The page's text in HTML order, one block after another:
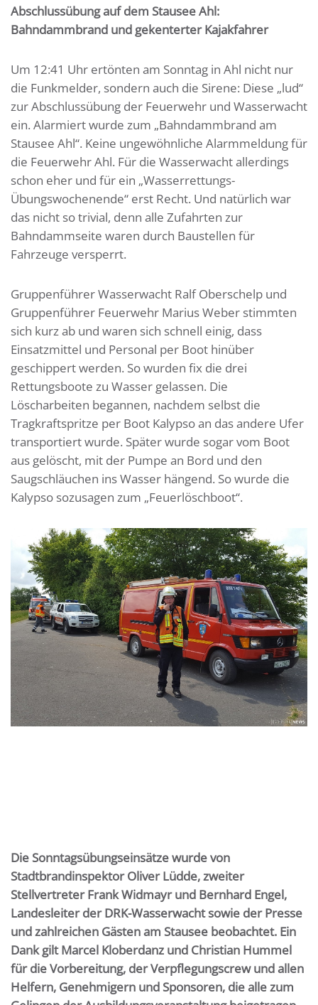
Abschlussübung auf dem Stausee Ahl:
Bahndammbrand und gekenterter Kajakfahrer
Um 12:41 Uhr ertönten am Sonntag in Ahl nicht nur
die Funkmelder, sondern auch die Sirene: Diese „lud“
zur Abschlussübung der Feuerwehr und Wasserwacht
ein. Alarmiert wurde zum „Bahndammbrand am
Stausee Ahl“. Keine ungewöhnliche Alarmmeldung für
die Feuerwehr Ahl. Für die Wasserwacht allerdings
schon eher und für ein „Wasserrettungs-
Übungswochenende“ erst Recht. Und natürlich war
das nicht so trivial, denn alle Zufahrten zur
Bahndammseite waren durch Baustellen für
Fahrzeuge versperrt.
Gruppenführer Wasserwacht Ralf Oberschelp und
Gruppenführer Feuerwehr Marius Weber stimmten
sich kurz ab und waren sich schnell einig, dass
Einsatzmittel und Personal per Boot hinüber
geschippert werden. So wurden fix die drei
Rettungsboote zu Wasser gelassen. Die
Löscharbeiten begannen, nachdem selbst die
Tragkraftspritze per Boot Kalypso an das andere Ufer
transportiert wurde. Später wurde sogar vom Boot
aus gelöscht, mit der Pumpe an Bord und den
Saugschläuchen ins Wasser hängend. So wurde die
Kalypso sozusagen zum „Feuerlöschboot“.
Die Sonntagsübungseinsätze wurde von
Stadtbrandinspektor Oliver Lüdde, zweiter
Stellvertreter Frank Widmayr und Bernhard Engel,
Landesleiter der DRK-Wasserwacht sowie der Presse
und zahlreichen Gästen am Stausee beobachtet. Ein
Dank gilt Marcel Kloberdanz und Christian Hummel
für die Vorbereitung, der Verpflegungscrew und allen
Helfern, Genehmigern und Sponsoren, die alle zum